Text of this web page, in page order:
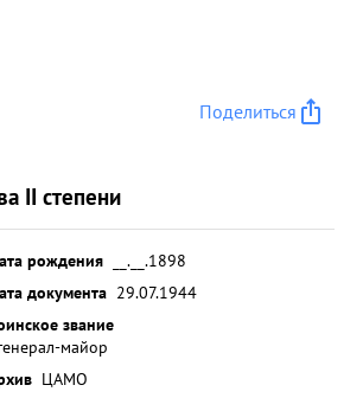
Поделиться
II степени
рождения
__.__.1898
документа 29.07.1944
звание
майор
ЦАМО